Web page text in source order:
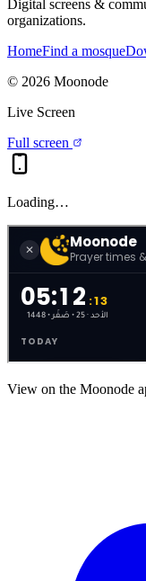
Digital screens &
organizations.
HomeFind a mosque
© 2026 Moonode
Live Screen
Full screen
Loading…
View on the Moonode